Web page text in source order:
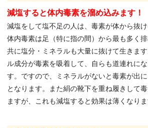
減塩すると体内毒素を溜め込みます！
減塩をして塩不足の人は、毒素が体から抜け
体内毒素は足（特に指の間）から最も多く
共に塩分・ミネラルも大量に抜けて生きま
ル成分が毒素を吸着して、自らも道連れに
す。ですので、ミネラルがないと毒素が出
となります。また絹の靴下を重ね履きして
ますが、これも減塩すると効果は薄くなりま